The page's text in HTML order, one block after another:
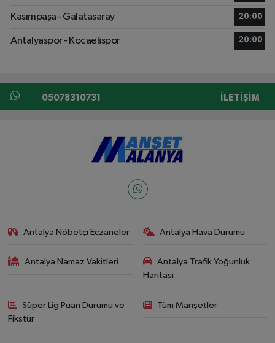
Kasımpaşa - Galatasaray 20:00
Antalyaspor - Kocaelispor 20:00
05078310731 İLETIŞIM
Antalya Nöbetçi Eczaneler Antalya Hava Durumu
Antalya Namaz Vakitleri
Antalya Trafik Yoğunluk
Haritası
Süper Lig Puan Durumu ve
Fikstür
Tüm Manşetler